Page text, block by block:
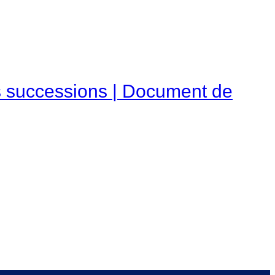
| Document de